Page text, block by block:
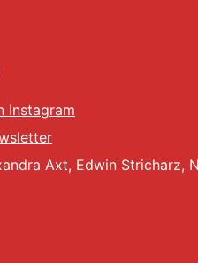
Instagram
Axt, Edwin Stricharz,